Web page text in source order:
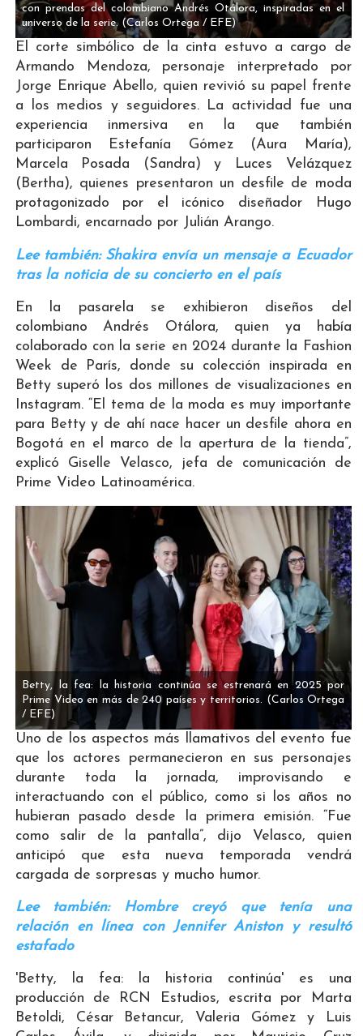
con prendas del colombiano Andrés Otálora, inspiradas en el
universo de la serie. (Carlos Ortega / EFE)
El corte simbólico de la cinta estuvo a cargo de
Armando Mendoza, personaje interpretado por
Jorge Enrique Abello, quien revivió su papel frente
a los medios y seguidores. La actividad fue una
experiencia inmersiva en la que también
participaron Estefanía Gómez (Aura María),
Marcela Posada (Sandra) y Luces Velázquez
(Bertha), quienes presentaron un desfile de moda
protagonizado por el icónico diseñador Hugo
Lombardi, encarnado por Julián Arango.
Lee también: Shakira envía un mensaje a Ecuador
tras la noticia de su concierto en el país
En la pasarela se exhibieron diseños del
colombiano Andrés Otálora, quien ya había
colaborado con la serie en 2024 durante la Fashion
Week de París, donde su colección inspirada en
Betty superó los dos millones de visualizaciones en
Instagram. “El tema de la moda es muy importante
para Betty y de ahí nace hacer un desfile ahora en
Bogotá en el marco de la apertura de la tienda”,
explicó Giselle Velasco, jefa de comunicación de
Prime Video Latinoamérica.
Betty, la fea: la historia continúa se estrenará en 2025 por
Prime Video en más de 240 países y territorios. (Carlos Ortega
/ EFE)
Uno de los aspectos más llamativos del evento fue
que los actores permanecieron en sus personajes
durante toda la jornada, improvisando e
interactuando con el público, como si los años no
hubieran pasado desde la primera emisión. “Fue
como salir de la pantalla”, dijo Velasco, quien
anticipó que esta nueva temporada vendrá
cargada de sorpresas y mucho humor.
Lee también: Hombre creyó que tenía una
relación en línea con Jennifer Aniston y resultó
estafado
'Betty, la fea: la historia continúa' es una
producción de RCN Estudios, escrita por Marta
Betoldi, César Betancur, Valeria Gómez y Luis